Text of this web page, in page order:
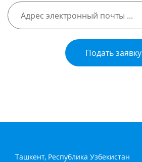
Подать заявку
Ташкент, Республика Узбекистан